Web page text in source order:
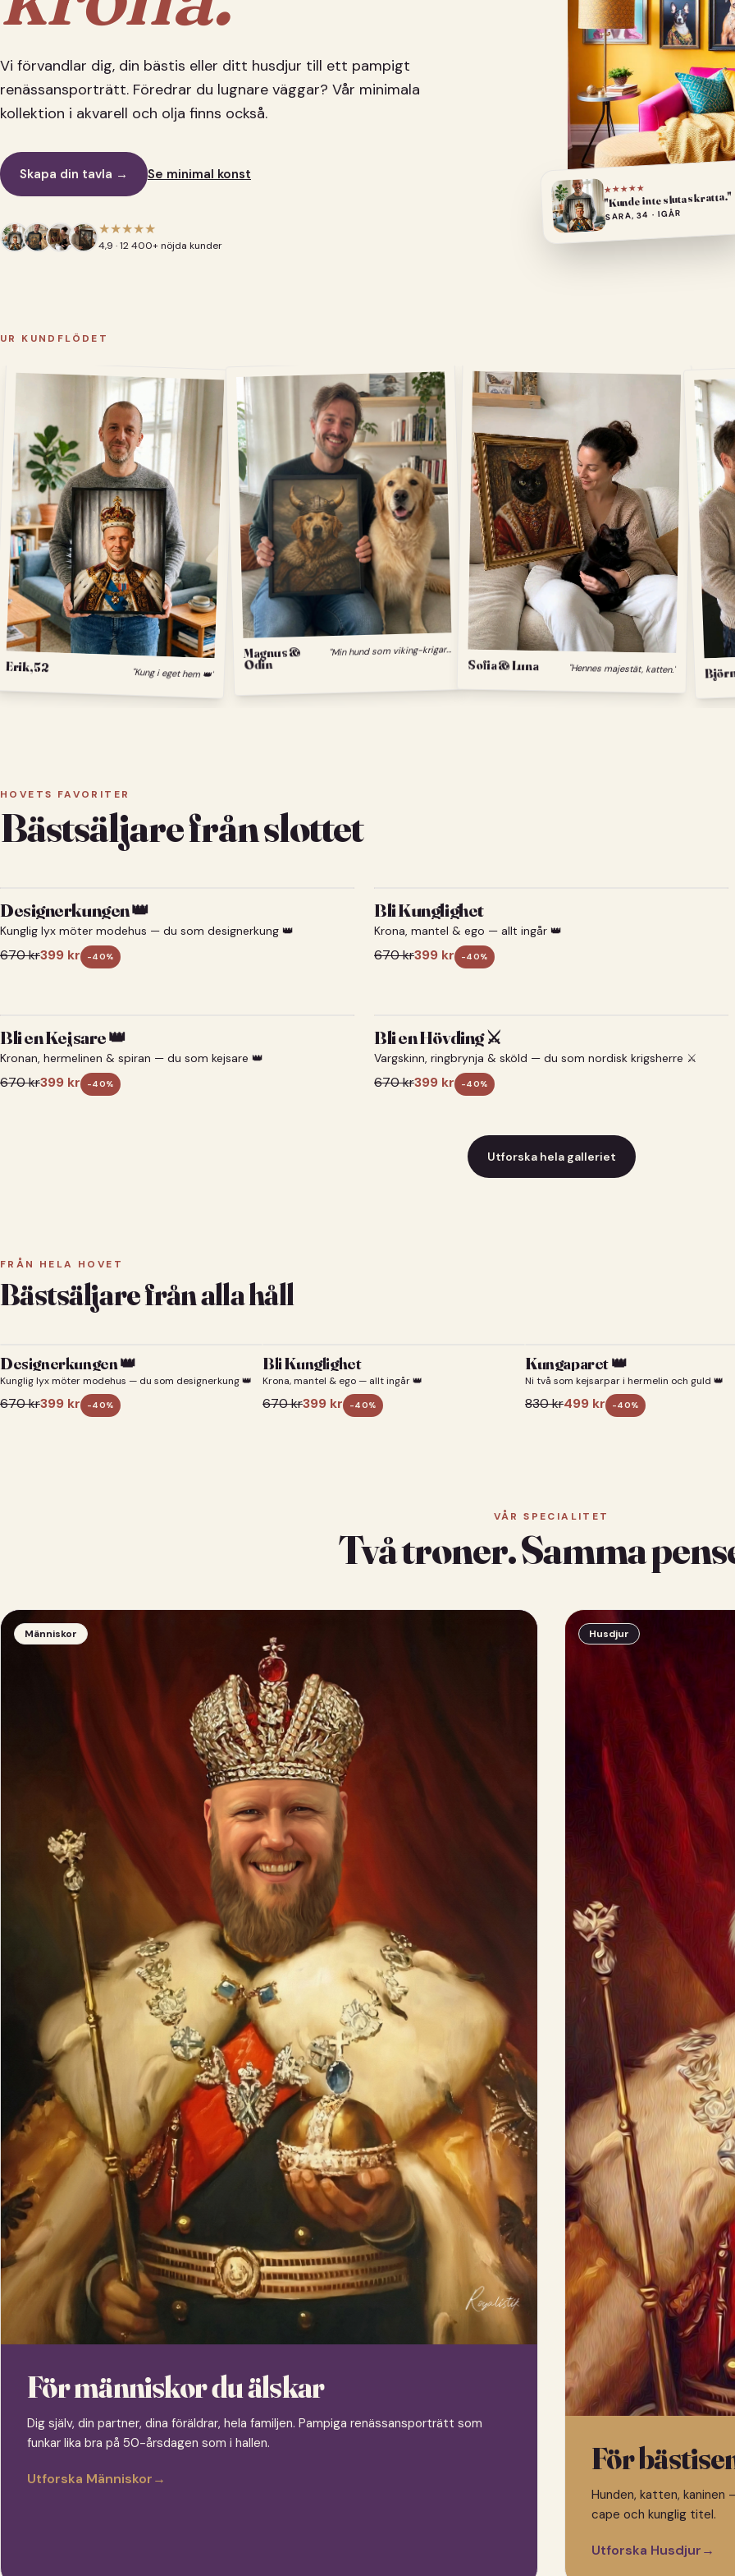
Vi förvandlar dig, din bästis eller ditt husdjur till ett pampigt
renässansporträtt. Föredrar du lugnare väggar? Vår minimala
kollektion i akvarell och olja finns också.
Skapa din tavla → Se minimal konst
★★★★★
4,9 · 12 400+ nöjda kunder
★★★★★
"Kunde inte sluta skratta."
SARA, 34 · IGÅR
UR KUNDFLÖDET
Erik, 52 "Kung i eget hem 👑"
Magnus &
Odin
"
Min hund som viking-krigare."
Sofia & Luna "Hennes majestät, katten."
HOVETS FAVORITER
Bästsäljare från slottet
Designerkungen 👑
Kunglig lyx möter modehus — du som designerkung 👑
670kr399 kr -40%
Bli Kunglighet
Krona, mantel & ego — allt ingår 👑
670kr399 kr -40%
Bli en Kejsare 👑
Kronan, hermelinen & spiran — du som kejsare 👑
670kr399 kr -40%
Bli en Hövding ⚔️
Vargskinn, ringbrynja & sköld — du som nordisk krigsherre ⚔️
670kr399 kr -40%
Utforska hela galleriet
FRÅN HELA HOVET
Bästsäljare från alla håll
Designerkungen 👑
Kunglig lyx möter modehus — du som designerkung 👑
670kr399 kr -40%
Bli Kunglighet
Krona, mantel & ego — allt ingår 👑
670kr399 kr -40%
Kungaparet 👑
Ni två som kejsarpar i hermelin och guld 👑
830kr499 kr -40%
VÅR SPECIALITET
Två troner. Samma
Människor
För människor du älskar
Dig själv, din partner, dina föräldrar, hela familjen. Pampiga renässansporträtt som
funkar lika bra på 50-årsdagen som i hallen.
Utforska Människor→
Husdjur
För
Hunden, katten, kaninen
cape och kunglig titel.
Utforska Husdjur→